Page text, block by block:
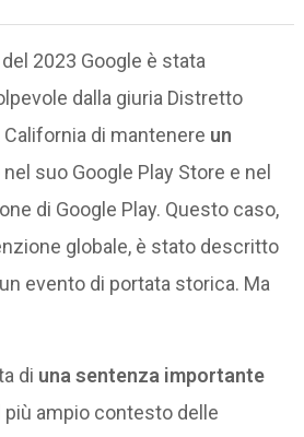
2023 Google è stata
dalla giuria Distretto
di mantenere un
nel suo Google Play Store e nel
di Google Play. Questo caso,
globale, è stato descritto
evento di portata storica. Ma
di una sentenza importante
ampio contesto delle